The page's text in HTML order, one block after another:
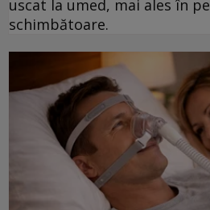
uscat la umed, mai ales în
schimbătoare.